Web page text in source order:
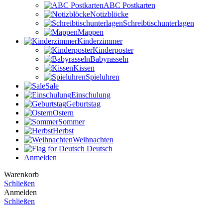
ABC Postkarten
Notizblöcke
Schreibtischunterlagen
Mappen
Kinderzimmer
Kinderposter
Babyrasseln
Kissen
Spieluhren
Sale
Einschulung
Geburtstag
Ostern
Sommer
Herbst
Weihnachten
Deutsch
Anmelden
Warenkorb
Schließen
Anmelden
Schließen